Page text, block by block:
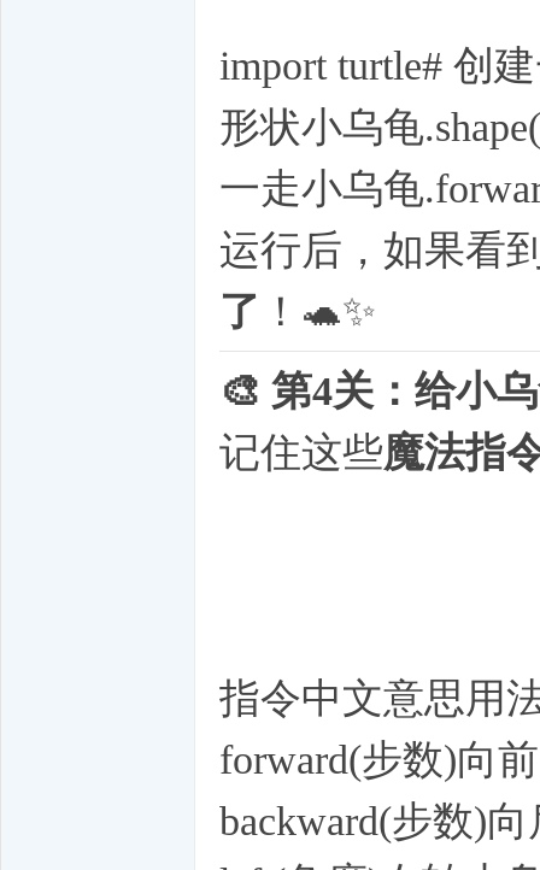
import turtle# 创
形状小乌龟
一走小乌龟
运行后，如果看
了 ！🐢✨
🎨 第4关：给小
记住这些魔法指
指令中文意思用
forward(步数)向
backward(步数)